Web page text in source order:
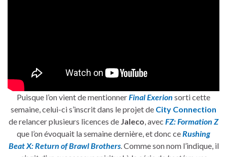
Puisque l’on vient de mentionnerFinal Exerion sorti cette
semaine, celui-ci s’inscrit dans le projet de City Connection
de relancer plusieurs licences de Jaleco, avec FZ: Formation Z
que l’on évoquait la semaine dernière, et donc ceRushing
Beat X: Return of Brawl Brothers. Comme son nom l’indique, il